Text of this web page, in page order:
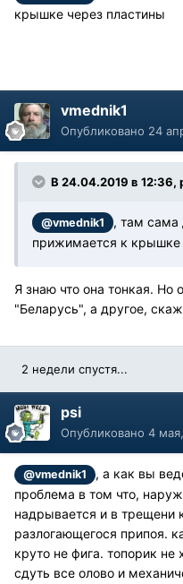
крышке через пластины
vmednik1
Опубликовано 24
В 24.04.2019 в 12:36,
@vmednik1
, там сама
прижимается к крышке
Я знаю что она тонкая. Но
"Беларусь", а другое,
2 недели спустя...
psi
Опубликовано 4
@vmednik1
, а как вы
проблема в том что,
надрывается и в трещени
разлогающегося припоя.
круто не фига. топорик не
сдуть все олово и